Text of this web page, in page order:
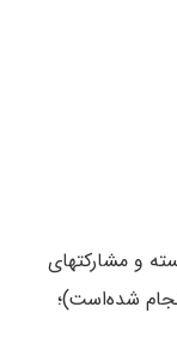
و مشارکتهای
شده‌است)؛